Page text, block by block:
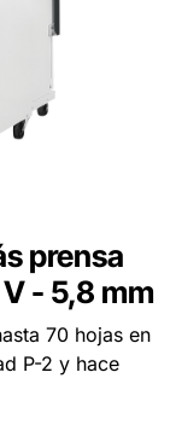
prensa
- 5,8 mm
70 hojas en
P-2 y hace